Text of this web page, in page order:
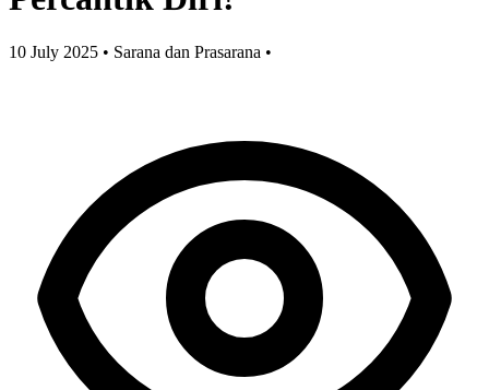
10 July 2025 • Sarana dan Prasarana •